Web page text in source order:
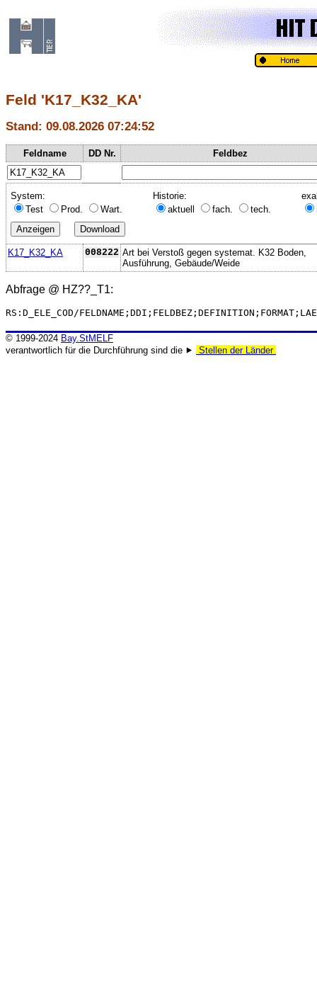
Feld 'K17_K32_KA'
Stand: 09.08.2026 07:24:52
Feldname DD Nr. Feldbez
System:
Test
Prod. Wart.
Historie:
aktuell
fach. tech.
K17_K32_KA 008222 Art bei Verstoß gegen systemat. K32 Boden,
Ausführung, Gebäude/Weide
Abfrage @ HZ??_T1:
RS:D_ELE_COD/
© 1999-2024 Bay.StMELF
verantwortlich für die Durchführung sind die ⯈
Stellen der Länder